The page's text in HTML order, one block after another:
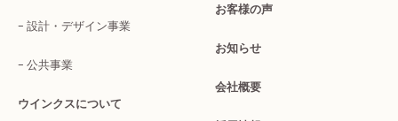
設計・デザイン事業
公共事業
ウインクスについて
お客様の声
お知らせ
会社概要